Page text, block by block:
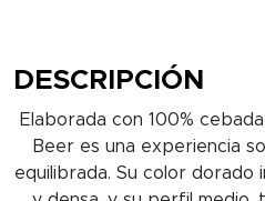
DESCRIPCIÓN
Elaborada con 100%
Beer es una experiencia
equilibrada. Su color dorado